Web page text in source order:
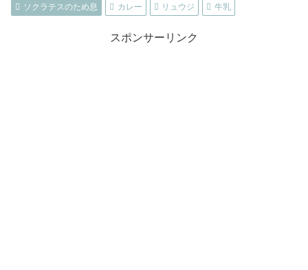
ソクラテスのため息 カレー リュウジ 牛乳
スポンサーリンク